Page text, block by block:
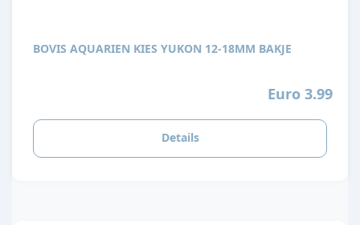
BOVIS AQUARIEN KIES YUKON 12-18MM BAKJE
Euro 3.99
Details